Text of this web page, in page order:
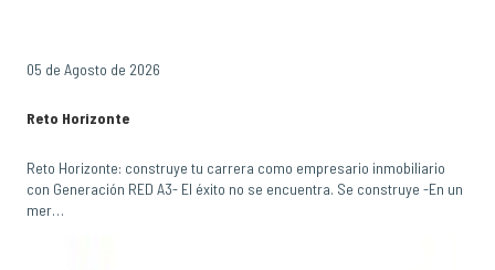
05 de Agosto de 2026
Reto Horizonte
Reto Horizonte: construye tu carrera como empresario inmobiliario
con Generación RED A3- El éxito no se encuentra. Se construye -En un
mer…